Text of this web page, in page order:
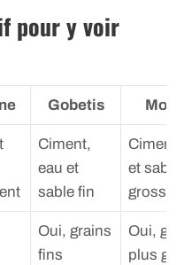
pour y voir
Gobetis
Ciment,
eau et
sable fin
Ciment,
et sable
grossier
Oui, grains
fins
Oui,
plus